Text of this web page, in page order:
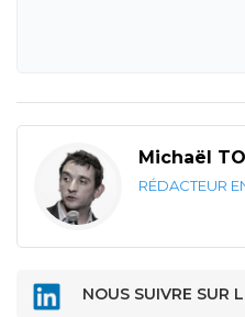
Michaël
RÉDACTEUR
NOUS SUIVRE SUR